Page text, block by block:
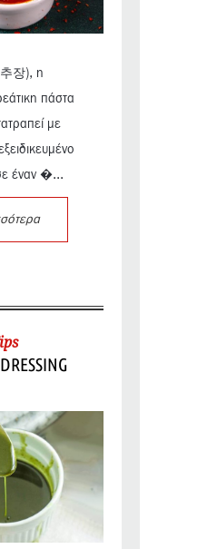
장), η
πάστα
με
έναν �...